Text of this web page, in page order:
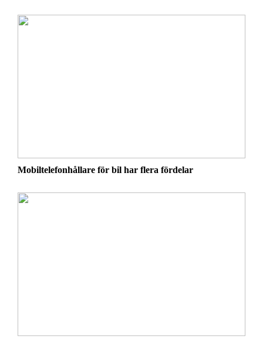
Mobiltelefonhållare för bil har flera fördelar